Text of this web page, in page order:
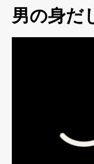
男の身だ